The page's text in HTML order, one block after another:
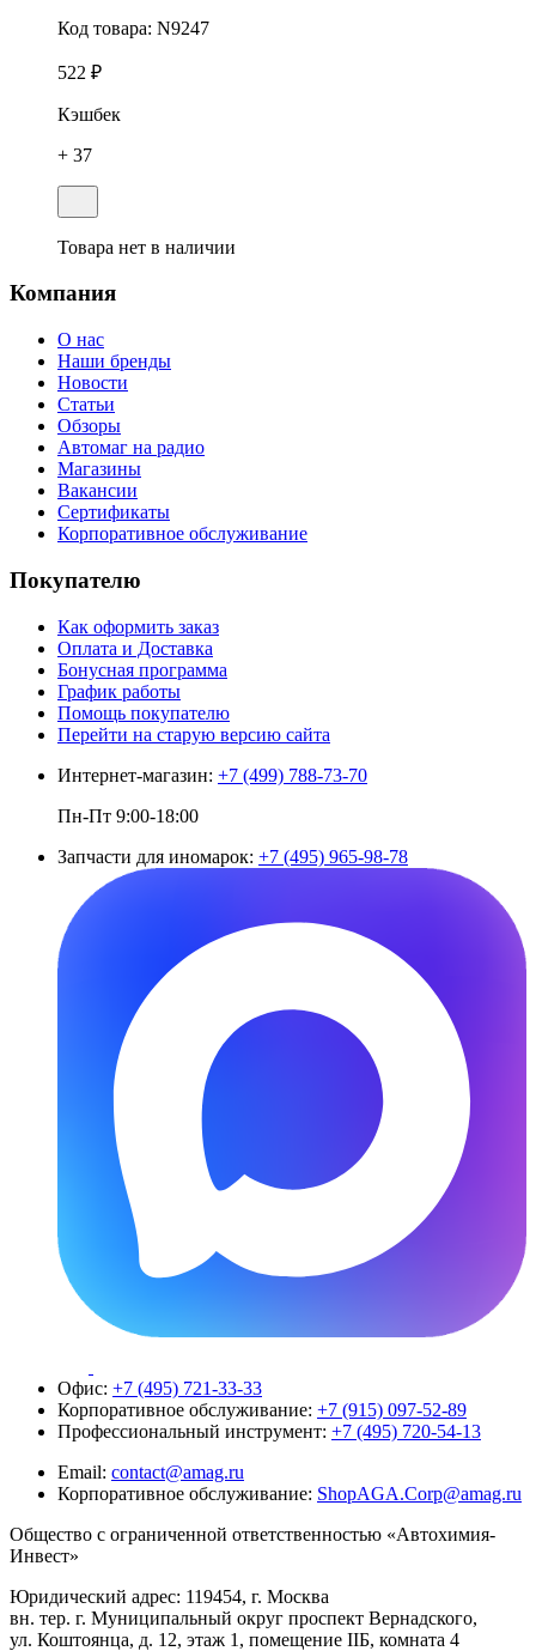
Код товара: N9247
522 ₽
Кэшбек
+ 37
Товара нет в наличии
Компания
О нас
Наши бренды
Новости
Статьи
Обзоры
Автомаг на радио
Магазины
Вакансии
Сертификаты
Корпоративное обслуживание
Покупателю
Как оформить заказ
Оплата и Доставка
Бонусная программа
График работы
Помощь покупателю
Перейти на старую версию сайта
Интернет-магазин: +7 (499) 788-73-70
Пн-Пт 9:00-18:00
Запчасти для иномарок: +7 (495) 965-98-78
Офис: +7 (495) 721-33-33
Корпоративное обслуживание: +7 (915) 097-52-89
Профессиональный инструмент: +7 (495) 720-54-13
Email: contact@amag.ru
Корпоративное обслуживание: ShopAGA.Corp@amag.ru
Общество с ограниченной ответственностью «Автохимия-
Инвест»
Юридический адрес: 119454, г. Москва
вн. тер. г. Муниципальный округ проспект Вернадского,
ул. Коштоянца, д. 12, этаж 1, помещение IIБ, комната 4